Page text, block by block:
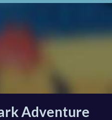
Adventure